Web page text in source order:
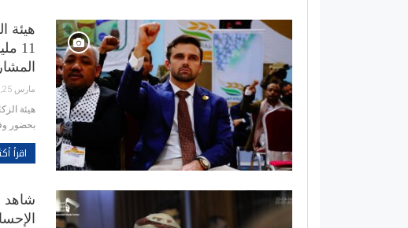
هيئة
مارس 25, 2025
بحضور
اقرأ
شاهد